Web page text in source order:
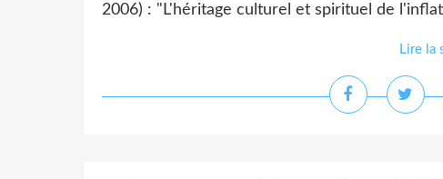
2006) : "L'héritage culturel et spirituel de
Lire la